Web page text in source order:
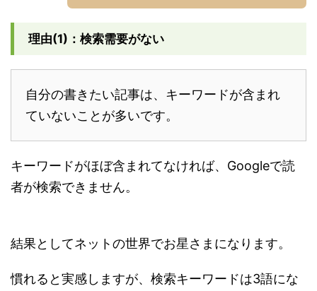
理由(1)：検索需要がない
自分の書きたい記事は、キーワードが含まれ
ていないことが多いです。
キーワードがほぼ含まれてなければ、Googleで読
者が検索できません。
結果としてネットの世界でお星さまになります。
慣れると実感しますが、検索キーワードは3語にな